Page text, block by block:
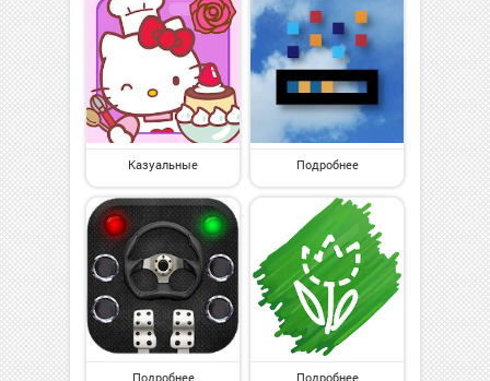
Казуальные Подробнее
Подробнее Подробнее